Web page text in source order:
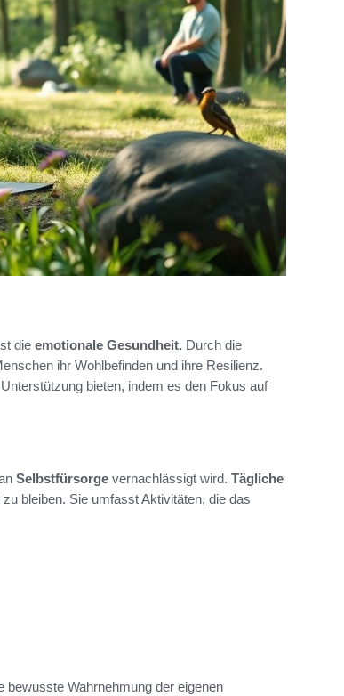
die emotionale Gesundheit. Durch die
ihr Wohlbefinden und ihre Resilienz.
bieten, indem es den Fokus auf
Selbstfürsorge vernachlässigt wird. Tägliche
bleiben. Sie umfasst Aktivitäten, die das
bewusste Wahrnehmung der eigenen